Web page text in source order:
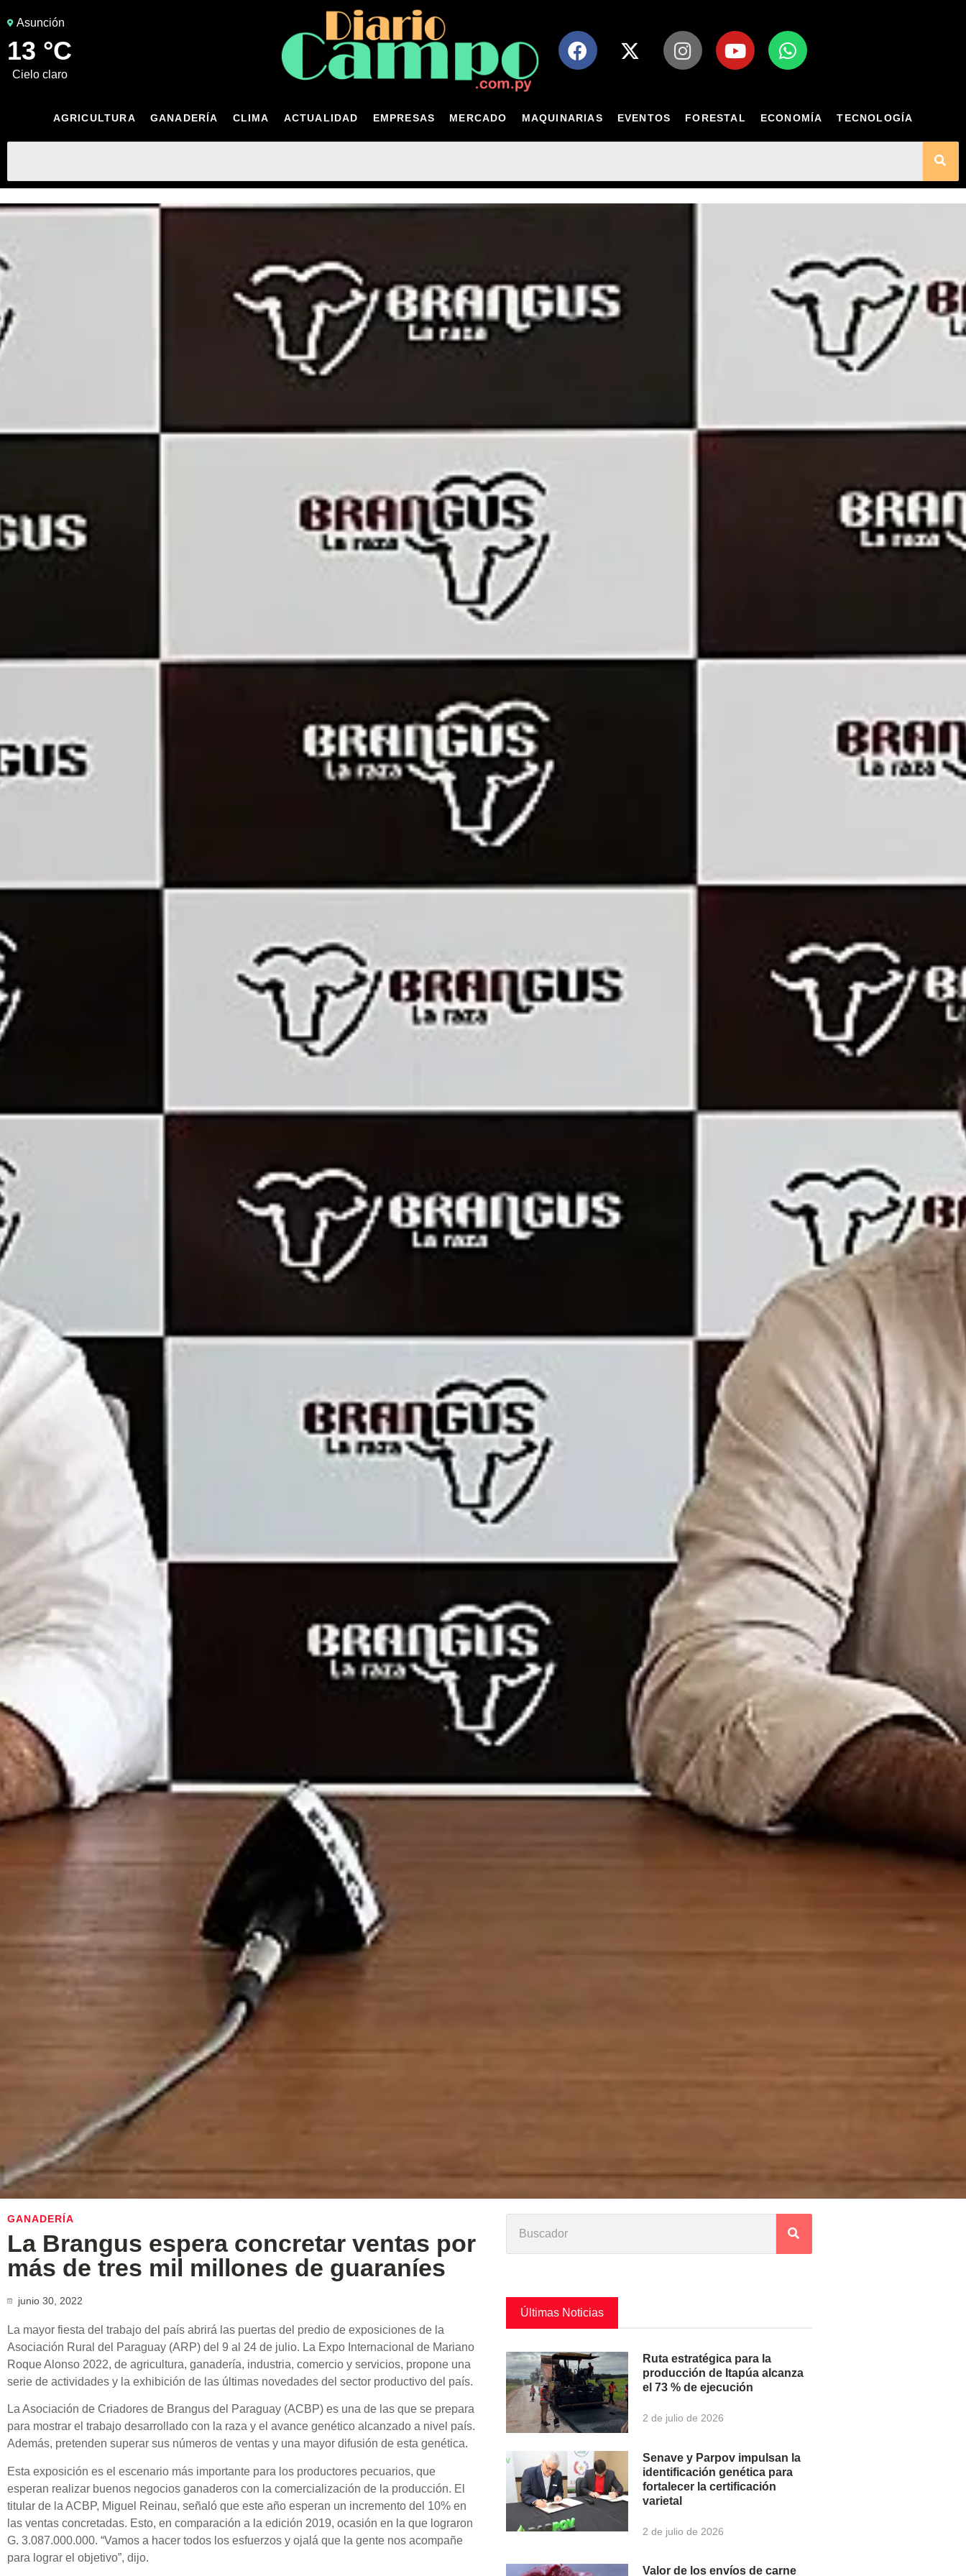
Asunción
13 °C
cielo claro
AGRICULTURA GANADERÍA CLIMA ACTUALIDAD EMPRESAS MERCADO MAQUINARIAS EVENTOS FORESTAL ECONOMÍA TECNOLOGÍA
GANADERÍA
La Brangus espera concretar ventas por
más de tres mil millones de guaraníes
junio 30, 2022
La mayor fiesta del trabajo del país abrirá las puertas del predio de exposiciones de la
Asociación Rural del Paraguay (ARP) del 9 al 24 de julio. La Expo Internacional de Mariano
Roque Alonso 2022, de agricultura, ganadería, industria, comercio y servicios, propone una
serie de actividades y la exhibición de las últimas novedades del sector productivo del país.
La Asociación de Criadores de Brangus del Paraguay (ACBP) es una de las que se prepara
para mostrar el trabajo desarrollado con la raza y el avance genético alcanzado a nivel país.
Además, pretenden superar sus números de ventas y una mayor difusión de esta genética.
Esta exposición es el escenario más importante para los productores pecuarios, que
esperan realizar buenos negocios ganaderos con la comercialización de la producción. El
titular de la ACBP, Miguel Reinau, señaló que este año esperan un incremento del 10% en
las ventas concretadas. Esto, en comparación a la edición 2019, ocasión en la que lograron
G. 3.087.000.000. “Vamos a hacer todos los esfuerzos y ojalá que la gente nos acompañe
para lograr el objetivo”, dijo.
Últimas Noticias
Ruta estratégica para la
producción de Itapúa alcanza
el 73 % de ejecución
2 de julio de 2026
Senave y Parpov impulsan la
identificación genética para
fortalecer la certificación
varietal
2 de julio de 2026
Valor de los envíos de carne